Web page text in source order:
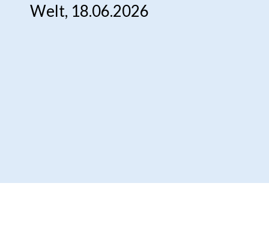
Welt, 18.06.2026